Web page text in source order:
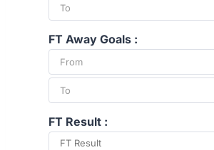
FT Away Goals :
FT Result :
FT Result